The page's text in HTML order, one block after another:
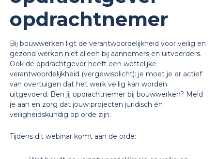
opdrachtnemer
Bij bouwwerken ligt de verantwoordelijkheid voor veilig en
gezond werken niet alleen bij aannemers en uitvoerders.
Ook de opdrachtgever heeft een wettelijke
verantwoordelijkheid (vergewisplicht): je moet je er actief
van overtuigen dat het werk veilig kan worden
uitgevoerd. Ben jij opdrachtnemer bij bouwwerken? Meld
je aan en zorg dat jouw projecten juridisch én
veiligheidskundig op orde zijn.
Tijdens dit webinar komt aan de orde: